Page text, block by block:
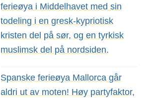
ferieøya i Middelhavet med sin
todeling i en gresk-kypriotisk
kristen del på sør, og en tyrkisk
muslimsk del på nordsiden.
Spanske ferieøya Mallorca går
aldri ut av moten! Høy partyfaktor,